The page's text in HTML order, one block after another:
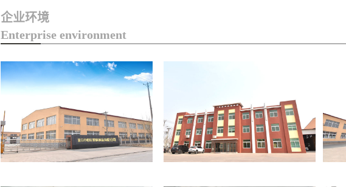
企业环境
Enterprise environment